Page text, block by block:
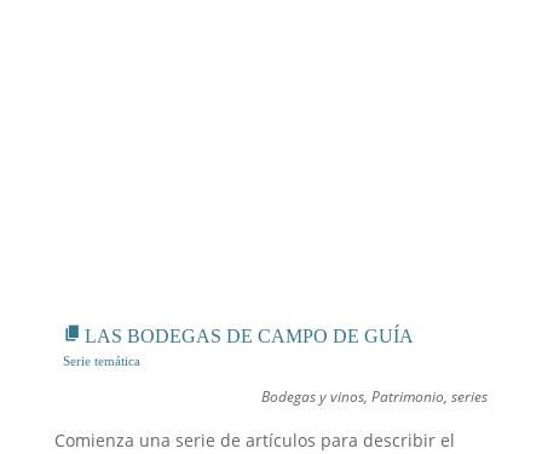
LAS BODEGAS DE CAMPO DE GUÍA
Bodegas y vinos,Patrimonio,series
Comienza una serie de artículos para describir el